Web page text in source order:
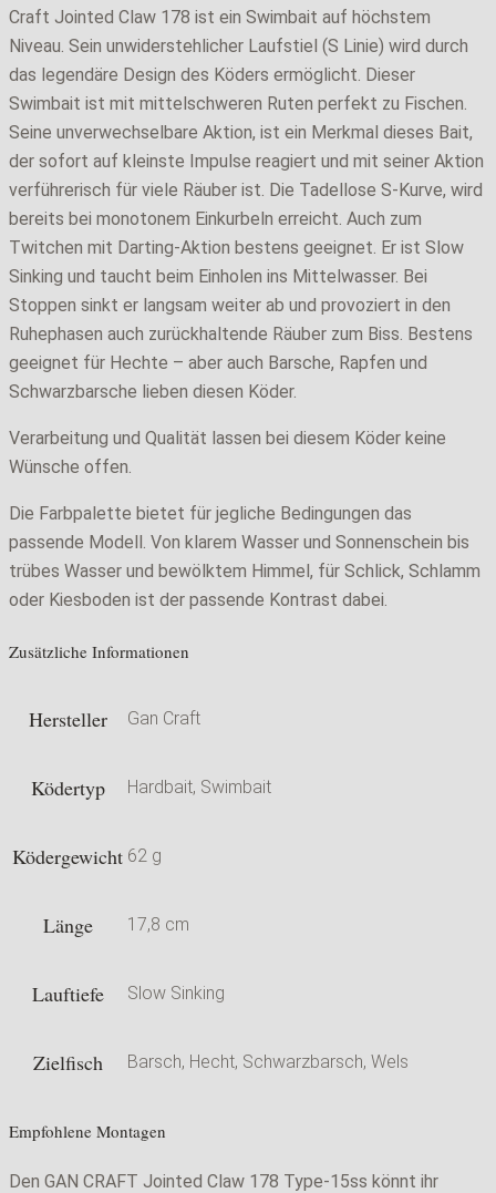
Craft Jointed Claw 178 ist ein Swimbait auf höchstem
Niveau. Sein unwiderstehlicher Laufstiel (S Linie) wird durch
das legendäre Design des Köders ermöglicht. Dieser
Swimbait ist mit mittelschweren Ruten perfekt zu Fischen.
Seine unverwechselbare Aktion, ist ein Merkmal dieses Bait,
der sofort auf kleinste Impulse reagiert und mit seiner Aktion
verführerisch für viele Räuber ist. Die Tadellose S-Kurve, wird
bereits bei monotonem Einkurbeln erreicht. Auch zum
Twitchen mit Darting-Aktion bestens geeignet. Er ist Slow
Sinking und taucht beim Einholen ins Mittelwasser. Bei
Stoppen sinkt er langsam weiter ab und provoziert in den
Ruhephasen auch zurückhaltende Räuber zum Biss. Bestens
geeignet für Hechte – aber auch Barsche, Rapfen und
Schwarzbarsche lieben diesen Köder.
Verarbeitung und Qualität lassen bei diesem Köder keine
Wünsche offen.
Die Farbpalette bietet für jegliche Bedingungen das
passende Modell. Von klarem Wasser und Sonnenschein bis
trübes Wasser und bewölktem Himmel, für Schlick, Schlamm
oder Kiesboden ist der passende Kontrast dabei.
Zusätzliche Informationen
Hersteller Gan Craft
Ködertyp Hardbait, Swimbait
Ködergewicht 62 g
Länge 17,8 cm
Lauftiefe Slow Sinking
Zielfisch Barsch, Hecht, Schwarzbarsch, Wels
Empfohlene Montagen
Den GAN CRAFT Jointed Claw 178 Type-15ss könnt ihr